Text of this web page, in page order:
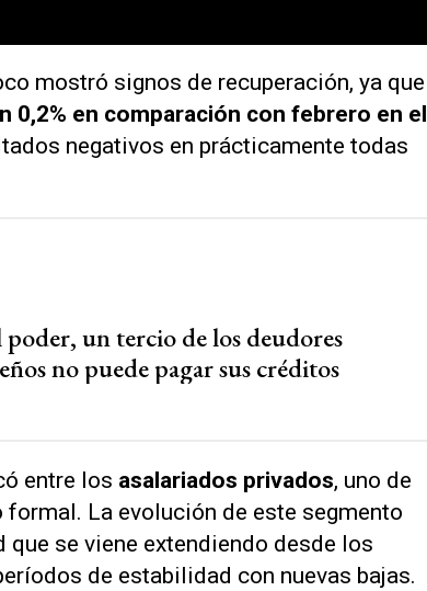
mostró signos de recuperación, ya que
en comparación con febrero en el
negativos en prácticamente todas
poder, un tercio de los deudores
no puede pagar sus créditos
entre los asalariados privados, uno de
La evolución de este segmento
se viene extendiendo desde los
de estabilidad con nuevas bajas.